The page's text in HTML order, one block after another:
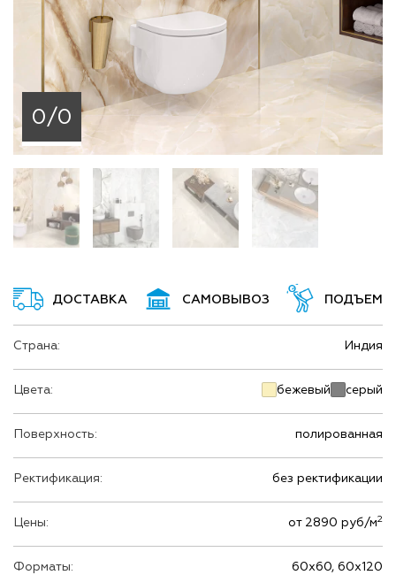
0/0
ДОСТАВКА САМОВЫВОЗ ПОДЪЕМ
Страна: Индия
Цвета: бежевый серый
Поверхность: полированная
Ректификация: без ректификации
Цены: от 2890 руб/м2
Форматы: 60х60, 60х120